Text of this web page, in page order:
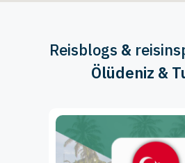
Reisblogs &
Ölüdeniz &